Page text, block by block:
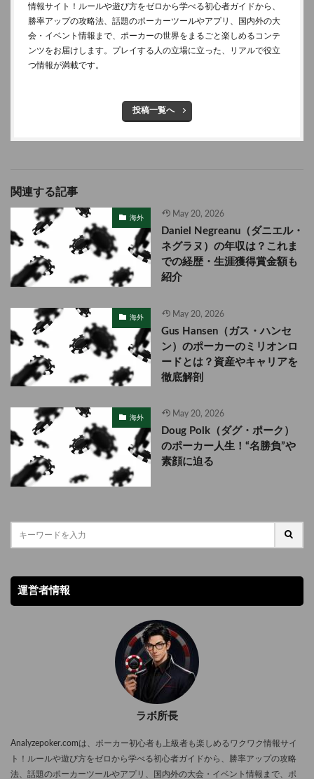
情報サイト！ルールや遊び方をゼロから学べる初心者ガイドから、
勝率アップの攻略法、話題のポーカーツールやアプリ、国内外の大
会・イベント情報まで、ポーカーの世界をまるごと楽しめるコンテ
ンツをお届けします。プレイする人の立場に立った、リアルで役立
つ情報が満載です。
投稿一覧へ
関連する記事
海外 May 20, 2026
Daniel Negreanu（ダニエル・
ネグラヌ）の年収は？これま
での経歴・生涯獲得賞金額も
紹介
海外 May 20, 2026
Gus Hansen（ガス・ハンセ
ン）のポーカーのミリオンロ
ードとは？資産やキャリアを
徹底解剖
海外 May 20, 2026
Doug Polk（ダグ・ポーク）
のポーカー人生！“名勝負”や
素顔に迫る
運営者情報
ラボ所長
Analyzepoker.comは、ポーカー初心者も上級者も楽しめるワクワク情報サイ
ト！ルールや遊び方をゼロから学べる初心者ガイドから、勝率アップの攻略
法、話題のポーカーツールやアプリ、国内外の大会・イベント情報まで、ポ